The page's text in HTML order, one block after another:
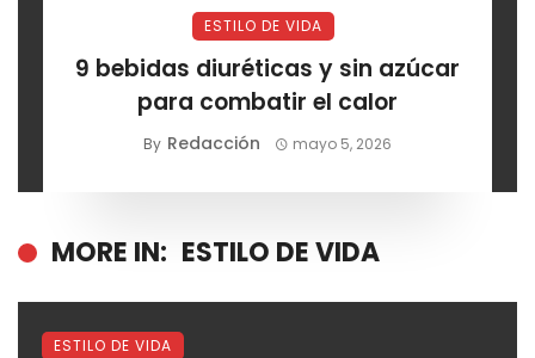
ESTILO DE VIDA
9 bebidas diuréticas y sin azúcar
para combatir el calor
By Redacción mayo 5, 2026
MORE IN: ESTILO DE VIDA
ESTILO DE VIDA